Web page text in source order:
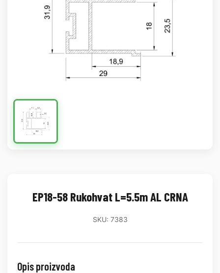
EP18-58 Rukohvat L=5.5m AL CRNA
SKU: 7383
Opis proizvoda